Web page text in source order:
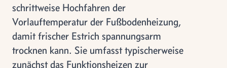
schrittweise Hochfahren der
Vorlauftemperatur der Fußbodenheizung,
damit frischer Estrich spannungsarm
trocknen kann. Sie umfasst typischerweise
zunächst das Funktionsheizen zur